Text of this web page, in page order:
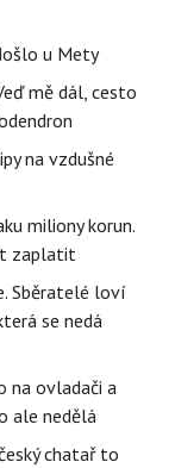
u Mety
mě dál, cesto
na vzdušné
miliony korun.
zaplatit
Sběratelé loví
se nedá
na ovladači a
ale nedělá
chatař to